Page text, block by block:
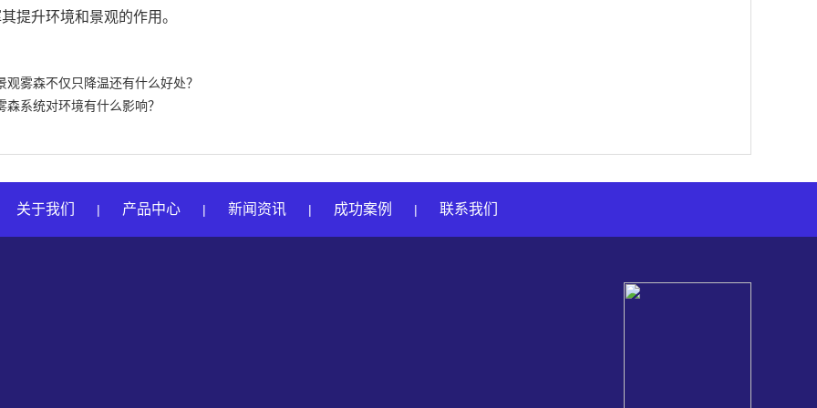
提升环境和景观的作用。
观雾森不仅只降温还有什么好处？
森系统对环境有什么影响？
关于我们 | 产品中心 | 新闻资讯 | 成功案例 | 联系我们